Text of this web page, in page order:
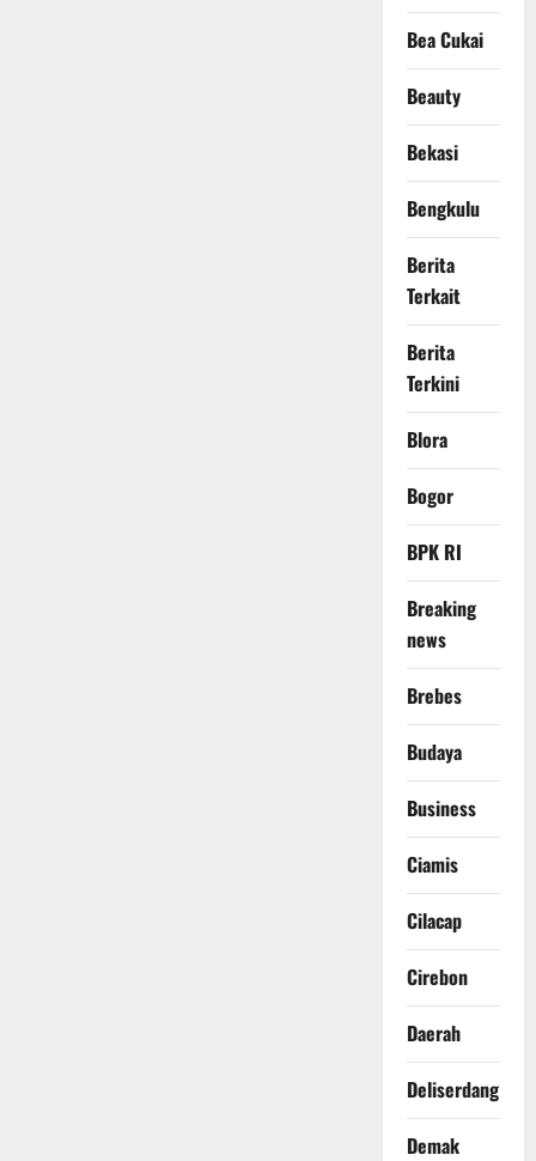
Bea Cukai
Beauty
Bekasi
Bengkulu
Berita
Terkait
Berita
Terkini
Blora
Bogor
BPK RI
Breaking
news
Brebes
Budaya
Business
Ciamis
Cilacap
Cirebon
Daerah
Deliserdang
Demak